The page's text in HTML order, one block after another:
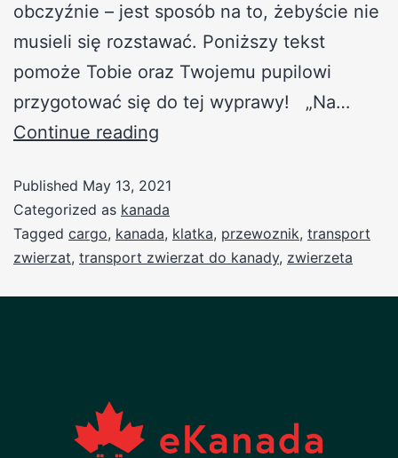
obczyźnie – jest sposób na to, żebyście nie
musieli się rozstawać. Poniższy tekst
pomoże Tobie oraz Twojemu pupilowi
przygotować się do tej wyprawy! „Na…
Continue reading
Published May 13, 2021
Categorized as kanada
Tagged cargo, kanada, klatka, przewoznik, transport
zwierzat, transport zwierzat do kanady, zwierzeta